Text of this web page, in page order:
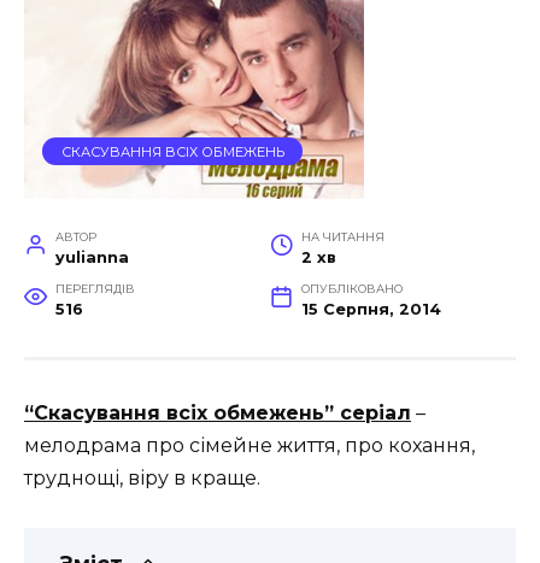
СКАСУВАННЯ ВСІХ ОБМЕЖЕНЬ
АВТОР
yulianna
НА ЧИТАННЯ
2 хв
ПЕРЕГЛЯДІВ
516
ОПУБЛІКОВАНО
15 Серпня, 2014
“Скасування всіх обмежень” серіал –
мелодрама про сімейне життя, про кохання,
труднощі, віру в краще.